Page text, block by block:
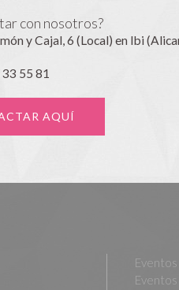
con nosotros?
y Cajal, 6 (Local) en Ibi
55 81
AQUÍ